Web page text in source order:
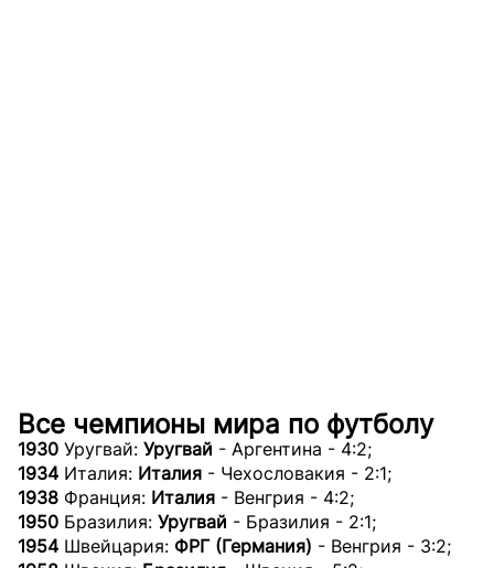
Все чемпионы мира по футболу
1930 Уругвай: Уругвай - Аргентина - 4:2;
1934 Италия: Италия - Чехословакия - 2:1;
1938 Франция: Италия - Венгрия - 4:2;
1950 Бразилия: Уругвай - Бразилия - 2:1;
1954 Швейцария: ФРГ (Германия) - Венгрия - 3:2;